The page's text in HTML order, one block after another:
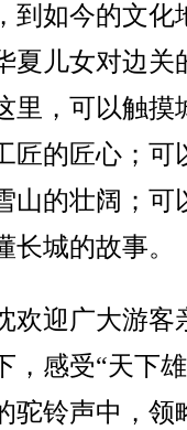
如今的文化
夏儿女对边关
里，可以触摸
匠的匠心；可
山的壮阔；可
城的故事。
迎广大游客
，感受“天下
驼铃声中，领